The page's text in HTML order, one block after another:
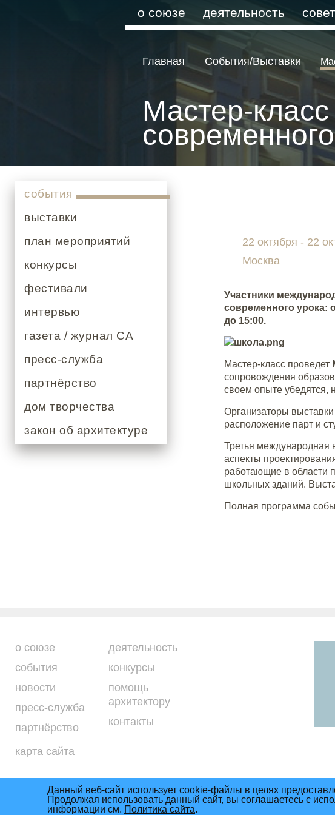
о союзе деятельность
Главная События/Выставки
Мастер-
события
выставки
план мероприятий
конкурсы
фестивали
интервью
газета / журнал СА
пресс-служба
партнёрство
дом творчества
закон об архитектуре
22 октября - 22
Москва
Участники
современного урока:
до 15:00.
Мастер-класс проведет
сопровождения
своем опыте убедятся,
Организаторы
расположение парт и
Третья международная
аспекты
работающие в области
школьных зданий.
Полная программа
о союзе
события
новости
пресс-служба
партнёрство
деятельность
конкурсы
помощь
архитектору
контакты
карта сайта
Союз архитекторов России © 2011– 2026 Условия использования
Данный веб-сайт использует cookie-файлы в целях
Продолжая использовать данный сайт, вы соглашаетесь с
информации см. Политика сайта.